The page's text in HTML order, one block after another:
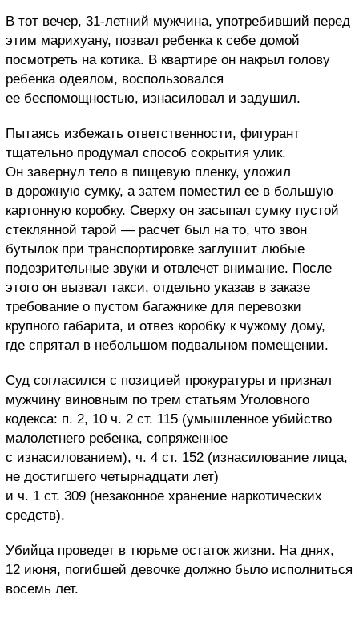
В тот вечер, 31-летний мужчина, употребивший перед
этим марихуану, позвал ребенка к себе домой
посмотреть на котика. В квартире он накрыл голову
ребенка одеялом, воспользовался
ее беспомощностью, изнасиловал и задушил.
Пытаясь избежать ответственности, фигурант
тщательно продумал способ сокрытия улик.
Он завернул тело в пищевую пленку, уложил
в дорожную сумку, а затем поместил ее в большую
картонную коробку. Сверху он засыпал сумку пустой
стеклянной тарой — расчет был на то, что звон
бутылок при транспортировке заглушит любые
подозрительные звуки и отвлечет внимание. После
этого он вызвал такси, отдельно указав в заказе
требование о пустом багажнике для перевозки
крупного габарита, и отвез коробку к чужому дому,
где спрятал в небольшом подвальном помещении.
Суд согласился с позицией прокуратуры и признал
мужчину виновным по трем статьям Уголовного
кодекса: п. 2, 10 ч. 2 ст. 115 (умышленное убийство
малолетнего ребенка, сопряженное
с изнасилованием), ч. 4 ст. 152 (изнасилование лица,
не достигшего четырнадцати лет)
и ч. 1 ст. 309 (незаконное хранение наркотических
средств).
Убийца проведет в тюрьме остаток жизни. На днях,
12 июня, погибшей девочке должно было исполниться
восемь лет.